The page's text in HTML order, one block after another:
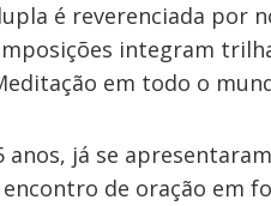
é reverenciada por
integram
em todo o
anos, já se
de oração em